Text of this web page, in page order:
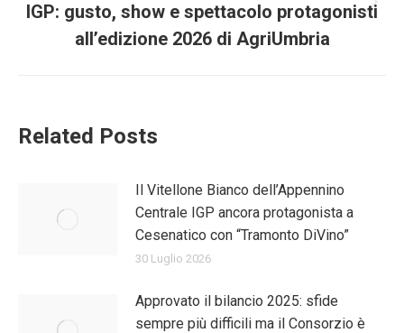
Prossimo
post:
IGP: gusto, show e spettacolo protagonisti
all’edizione 2026 di AgriUmbria
Related Posts
Il Vitellone Bianco dell’Appennino
Centrale IGP ancora protagonista a
Cesenatico con “Tramonto DiVino”
30 Luglio 2026
Approvato il bilancio 2025: sfide
sempre più difficili ma il Consorzio è